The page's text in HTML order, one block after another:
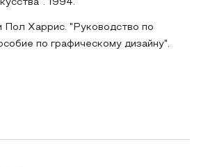
1994.
Пол Харрис. "Руководство по
по графическому дизайну".